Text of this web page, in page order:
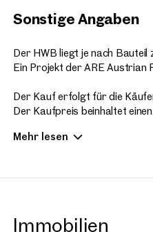
Sonstige Angaben
Der HWB liegt je nach Bauteil
Ein Projekt der ARE Austrian
Der Kauf erfolgt für die
Der Kaufpreis beinhaltet
von den Verkaufsplänen zur
Fotos (c) Stefan Seelig
Mehr lesen
Immobilien